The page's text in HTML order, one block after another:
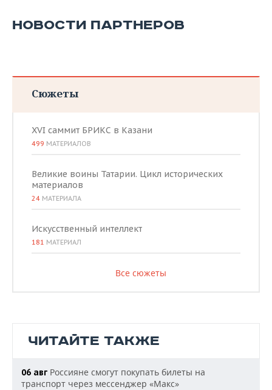
НОВОСТИ ПАРТНЕРОВ
Сюжеты
XVI саммит БРИКС в Казани
499 МАТЕРИАЛОВ
Великие воины Татарии. Цикл исторических
материалов
24 МАТЕРИАЛА
Искусственный интеллект
181 МАТЕРИАЛ
Все сюжеты
ЧИТАЙТЕ ТАКЖЕ
06 авг Россияне смогут покупать билеты на
транспорт через мессенджер «Макс»